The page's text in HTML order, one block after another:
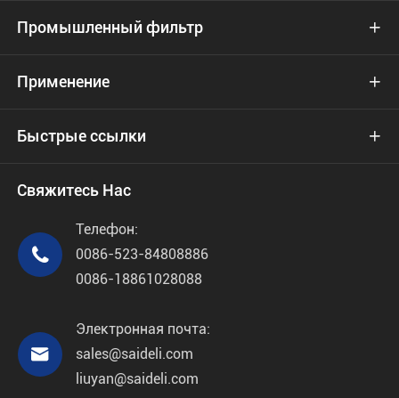
Промышленный фильтр 
Применение 
Быстрые ссылки 
Свяжитесь Нас

Телефон:
0086-523-84808886
0086-18861028088

Электронная почта:
sales@saideli.com
liuyan@saideli.com